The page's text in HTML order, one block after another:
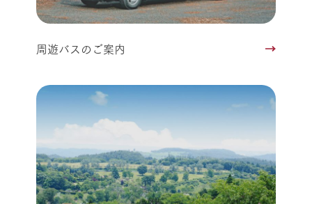
周遊バスのご案内